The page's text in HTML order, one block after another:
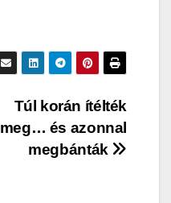
Túl korán ítélték
meg… és azonnal
megbánták